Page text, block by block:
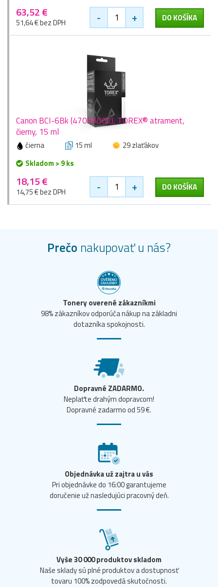
63,52 €
51,64 € bez DPH - + DO KOŠÍKA
Canon BCI-6Bk (4705A002), TOREX® atrament,
čierny, 15 ml
čierna 15 ml
29 zlaťákov
Skladom > 9 ks
18,15 €
14,75 € bez DPH - + DO KOŠÍKA
Prečo nakupovať u nás?
Tonery overené zákazníkmi
98% zákazníkov odporúča nákup na základni
dotazníka spokojnosti.
Dopravné ZADARMO.
Neplaťte drahým dopravcom!
Dopravné zadarmo od 59 €.
Objednávka už zajtra u vás
Pri objednávke do 16:00 garantujeme
doručenie už nasledujúci pracovný deň.
Vyše 30 000 produktov skladom
Naše sklady sú plné produktov a dostupnosť
tovaru 100% zodpovedá skutočnosti.